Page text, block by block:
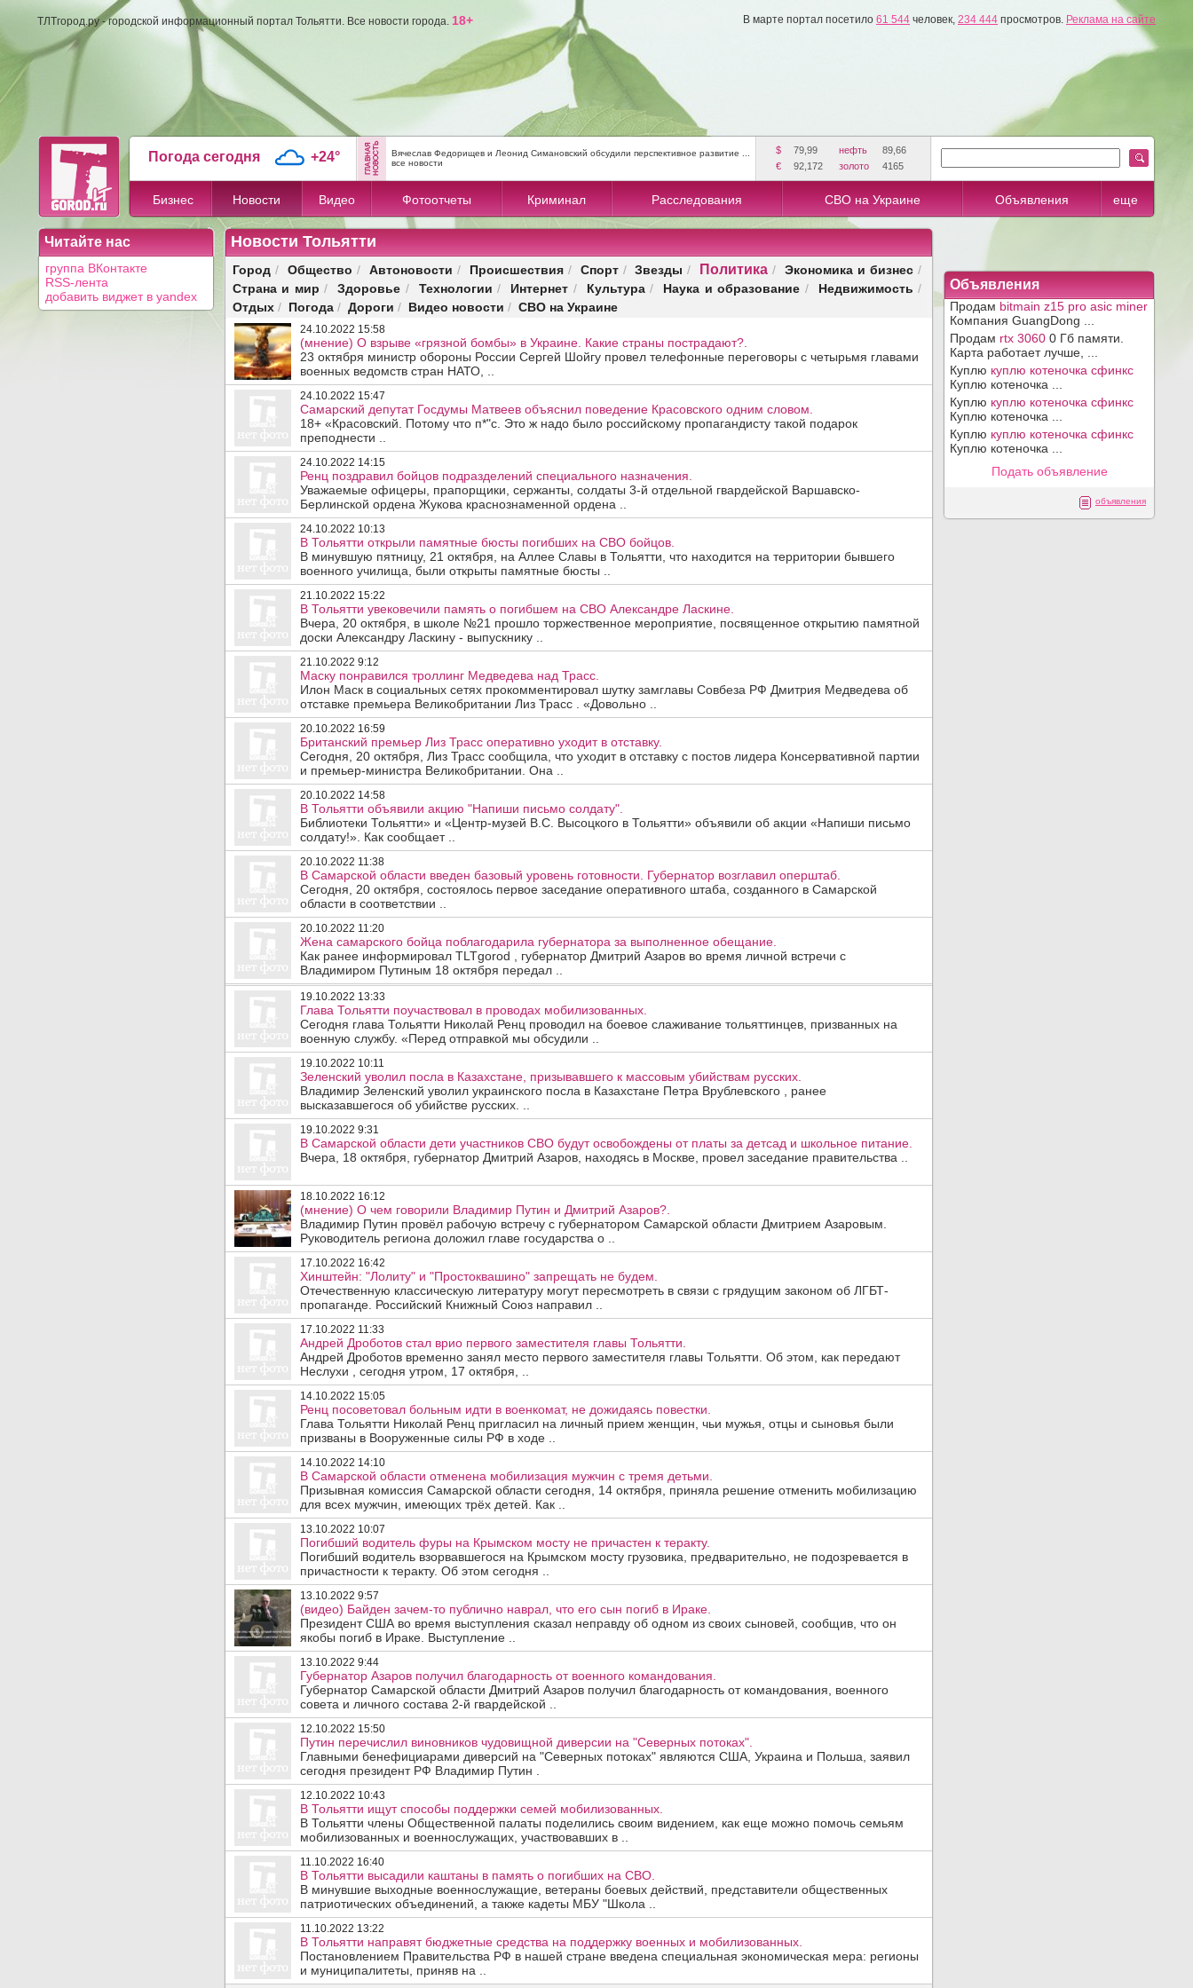
ТЛТгород.ру - городской информационный портал Тольятти. Все новости города. 18+ В марте портал посетило 61 544 человек, 234 444 просмотров. Реклама на сайте
Погода сегодня +24°
Вячеслав Федорищев и Леонид Симановский обсудили перспективное развитие ...
все новости
$ 79,99 нефть
89,66
€
92,172 золото 4165
Бизнес Новости Видео Фотоотчеты Криминал Расследования СВО на Украине Объявления еще
Читайте нас
группа ВКонтакте
RSS-лента
добавить виджет в yandex
Новости Тольятти
Город / Общество / Автоновости / Происшествия/ Спорт/ Звезды / Политика / Экономика и бизнес /
Страна и мир / Здоровье / Технологии / Интернет / Культура/ Наука и образование / Недвижимость /
Отдых / Погода / Дороги / Видео новости / СВО на Украине
24.10.2022 15:58
(мнение) О взрыве «грязной бомбы» в Украине. Какие страны пострадают?.
23 октября министр обороны России Сергей Шойгу провел телефонные переговоры с четырьмя главами
военных ведомств стран НАТО, ..
24.10.2022 15:47
Самарский депутат Госдумы Матвеев объяснил поведение Красовского одним словом.
18+ «Красовский. Потому что п*"с. Это ж надо было российскому пропагандисту такой подарок
преподнести ..
24.10.2022 14:15
Ренц поздравил бойцов подразделений специального назначения.
Уважаемые офицеры, прапорщики, сержанты, солдаты 3-й отдельной гвардейской Варшавско-
Берлинской ордена Жукова краснознаменной ордена ..
24.10.2022 10:13
В Тольятти открыли памятные бюсты погибших на СВО бойцов.
В минувшую пятницу, 21 октября, на Аллее Славы в Тольятти, что находится на территории бывшего
военного училища, были открыты памятные бюсты ..
21.10.2022 15:22
В Тольятти увековечили память о погибшем на СВО Александре Ласкине.
Вчера, 20 октября, в школе №21 прошло торжественное мероприятие, посвященное открытию памятной
доски Александру Ласкину - выпускнику ..
21.10.2022 9:12
Маску понравился троллинг Медведева над Трасс.
Илон Маск в социальных сетях прокомментировал шутку замглавы Совбеза РФ Дмитрия Медведева об
отставке премьера Великобритании Лиз Трасс . «Довольно ..
20.10.2022 16:59
Британский премьер Лиз Трасс оперативно уходит в отставку.
Сегодня, 20 октября, Лиз Трасс сообщила, что уходит в отставку с постов лидера Консервативной партии
и премьер-министра Великобритании. Она ..
20.10.2022 14:58
В Тольятти объявили акцию "Напиши письмо солдату".
Библиотеки Тольятти» и «Центр-музей В.С. Высоцкого в Тольятти» объявили об акции «Напиши письмо
солдату!». Как сообщает ..
20.10.2022 11:38
В Самарской области введен базовый уровень готовности. Губернатор возглавил оперштаб.
Сегодня, 20 октября, состоялось первое заседание оперативного штаба, созданного в Самарской
области в соответствии ..
20.10.2022 11:20
Жена самарского бойца поблагодарила губернатора за выполненное обещание.
Как ранее информировал TLTgorod , губернатор Дмитрий Азаров во время личной встречи с
Владимиром Путиным 18 октября передал ..
19.10.2022 13:33
Глава Тольятти поучаствовал в проводах мобилизованных.
Сегодня глава Тольятти Николай Ренц проводил на боевое слаживание тольяттинцев, призванных на
военную службу. «Перед отправкой мы обсудили ..
19.10.2022 10:11
Зеленский уволил посла в Казахстане, призывавшего к массовым убийствам русских.
Владимир Зеленский уволил украинского посла в Казахстане Петра Врублевского , ранее
высказавшегося об убийстве русских. ..
19.10.2022 9:31
В Самарской области дети участников СВО будут освобождены от платы за детсад и школьное питание.
Вчера, 18 октября, губернатор Дмитрий Азаров, находясь в Москве, провел заседание правительства ..
18.10.2022 16:12
(мнение) О чем говорили Владимир Путин и Дмитрий Азаров?.
Владимир Путин провёл рабочую встречу с губернатором Самарской области Дмитрием Азаровым.
Руководитель региона доложил главе государства о ..
17.10.2022 16:42
Хинштейн: "Лолиту" и "Простоквашино" запрещать не будем.
Отечественную классическую литературу могут пересмотреть в связи с грядущим законом об ЛГБТ-
пропаганде. Российский Книжный Союз направил ..
17.10.2022 11:33
Андрей Дроботов стал врио первого заместителя главы Тольятти.
Андрей Дроботов временно занял место первого заместителя главы Тольятти. Об этом, как передают
Неслухи , сегодня утром, 17 октября, ..
14.10.2022 15:05
Ренц посоветовал больным идти в военкомат, не дожидаясь повестки.
Глава Тольятти Николай Ренц пригласил на личный прием женщин, чьи мужья, отцы и сыновья были
призваны в Вооруженные силы РФ в ходе ..
14.10.2022 14:10
В Самарской области отменена мобилизация мужчин с тремя детьми.
Призывная комиссия Самарской области сегодня, 14 октября, приняла решение отменить мобилизацию
для всех мужчин, имеющих трёх детей. Как ..
13.10.2022 10:07
Погибший водитель фуры на Крымском мосту не причастен к теракту.
Погибший водитель взорвавшегося на Крымском мосту грузовика, предварительно, не подозревается в
причастности к теракту. Об этом сегодня ..
13.10.2022 9:57
(видео) Байден зачем-то публично наврал, что его сын погиб в Ираке.
Президент США во время выступления сказал неправду об одном из своих сыновей, сообщив, что он
якобы погиб в Ираке. Выступление ..
13.10.2022 9:44
Губернатор Азаров получил благодарность от военного командования.
Губернатор Самарской области Дмитрий Азаров получил благодарность от командования, военного
совета и личного состава 2-й гвардейской ..
12.10.2022 15:50
Путин перечислил виновников чудовищной диверсии на "Северных потоках".
Главными бенефициарами диверсий на "Северных потоках" являются США, Украина и Польша, заявил
сегодня президент РФ Владимир Путин .
12.10.2022 10:43
В Тольятти ищут способы поддержки семей мобилизованных.
В Тольятти члены Общественной палаты поделились своим видением, как еще можно помочь семьям
мобилизованных и военнослужащих, участвовавших в ..
11.10.2022 16:40
В Тольятти высадили каштаны в память о погибших на СВО.
В минувшие выходные военнослужащие, ветераны боевых действий, представители общественных
патриотических объединений, а также кадеты МБУ "Школа ..
11.10.2022 13:22
В Тольятти направят бюджетные средства на поддержку военных и мобилизованных.
Постановлением Правительства РФ в нашей стране введена специальная экономическая мера: регионы
и муниципалитеты, приняв на ..
Объявления
Продам bitmain z15 pro asic miner
Компания GuangDong ...
Продам rtx 3060 0 Гб памяти.
Карта работает лучше, ...
Куплю куплю котеночка сфинкс
Куплю котеночка ...
Куплю куплю котеночка сфинкс
Куплю котеночка ...
Куплю куплю котеночка сфинкс
Куплю котеночка ...
Подать объявление
объявления